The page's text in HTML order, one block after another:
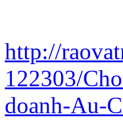
http://
122303/
doanh-Au-